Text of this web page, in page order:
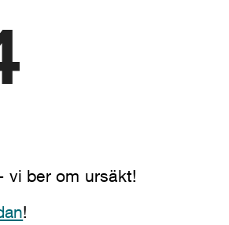
vi ber om ursäkt!
!